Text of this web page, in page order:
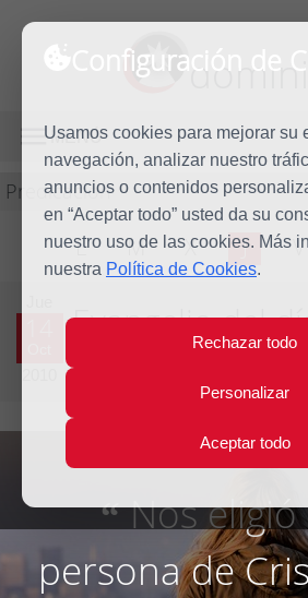
Configuración de
Usamos cookies para mejorar su
navegación, analizar nuestro
anuncios o contenidos
en “Aceptar todo” usted da su
nuestro uso de las cookies. Más
nuestra Política de Cookies.
Rechazar todo
Personalizar
Aceptar todo
MENÚ
Predicación
L M X J V
Evangelio del
Vigésima octava semana del
“Nos eligió
persona de